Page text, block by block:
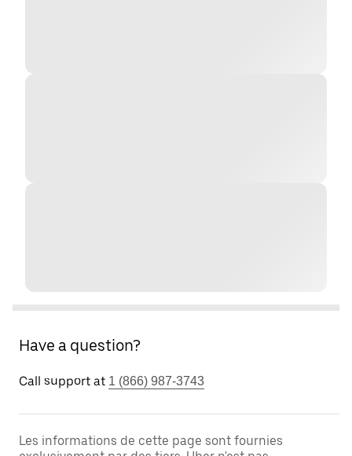
Have a question?
Call support at 1 (866) 987-3743
Les informations de cette page sont fournies